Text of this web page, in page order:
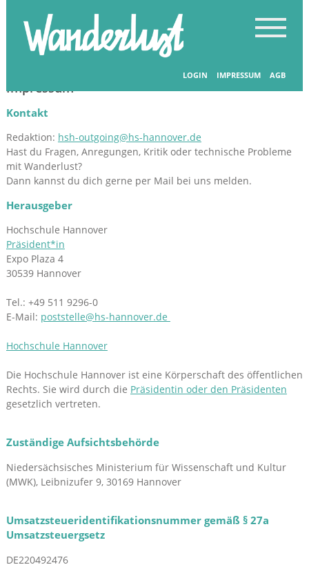
LOGIN IMPRESSUM AGB
Impressum
Kontakt
Redaktion: hsh-outgoing@hs-hannover.de
Hast du Fragen, Anregungen, Kritik oder technische Probleme
mit Wanderlust?
Dann kannst du dich gerne per Mail bei uns melden.
Herausgeber
Hochschule Hannover
Präsident*in
Expo Plaza 4
30539 Hannover
Tel.: +49 511 9296-0
E-Mail: poststelle@hs-hannover.de
Hochschule Hannover
Die Hochschule Hannover ist eine Körperschaft des öffentlichen
Rechts. Sie wird durch die Präsidentin oder den Präsidenten
gesetzlich vertreten.
Zuständige Aufsichtsbehörde
Niedersächsisches Ministerium für Wissenschaft und Kultur
(MWK), Leibnizufer 9, 30169 Hannover
Umsatzsteueridentifikationsnummer gemäß § 27a
Umsatzsteuergsetz
DE220492476